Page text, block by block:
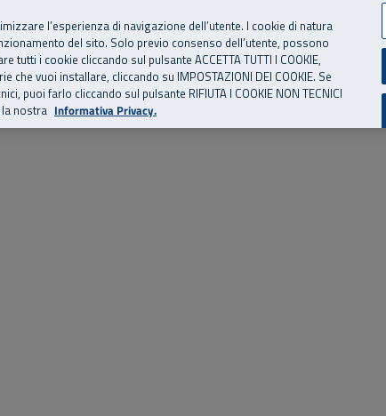
disabilità
Storie, news ed eventi Risorse utili Supporto
l’esperienza di navigazione dell’utente. I cookie di natura
del sito. Solo previo consenso dell’utente, possono
i cookie cliccando sul pulsante ACCETTA TUTTI I COOKIE,
vuoi installare, cliccando su IMPOSTAZIONI DEI COOKIE. Se
puoi farlo cliccando sul pulsante RIFIUTA I COOKIE NON TECNICI
nostra Informativa Privacy.